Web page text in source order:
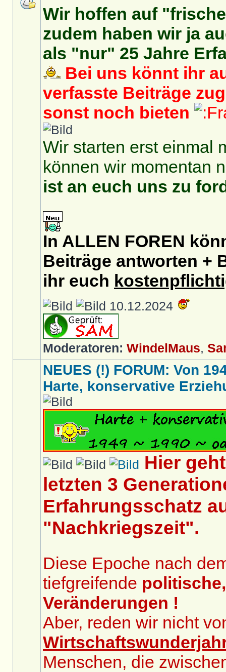
Wir hoffen auf
zudem haben wir ja
als "nur" 25 Jahre
Bei uns könnt ihr
verfasste Beiträge
sonst noch bieten
Wir starten erst einmal
können wir momentan
ist an euch uns zu
In ALLEN FOREN
Beiträge antworten +
ihr euch
10.12.2024
Moderatoren: WindelMaus,
NEUES (!) FORUM: Von
Harte, konservative
Hier
letzten 3
Erfahrungsschatz
"Nachkriegszeit".
Diese Epoche nach
tiefgreifende
Veränderungen !
Aber, reden wir nicht
Menschen, die